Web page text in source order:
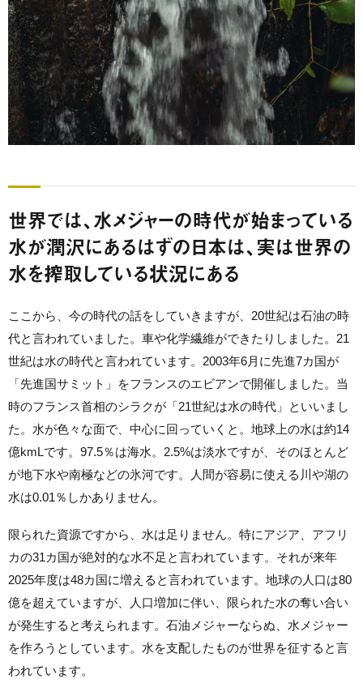
世界では、水メジャーの時代が始まっている
水が潤沢にあるはずの日本は、実は世界の
水を搾取している状況にある
ここから、今の時代の話をしていきますが、20世紀は石油の時
代と言われていました。車や化学繊維ができたりしました。21
世紀は水の時代と言われています。2003年6月に先進7カ国が
「先進国サミット」をフランスのエビアンで開催しました。当
時のフランス首相のシラクが「21世紀は水の時代」といいまし
た。水が色々な面で、中心に回っていくと。地球上の水は約14
億kmLです。97.5％は海水。2.5%は淡水ですが、そのほとんど
が地下水や南極などの氷河です。人間が容易に使える川や湖の
水は0.01％しかありません。
限られた資源ですから、水は足りません。特にアジア、アフリ
カの31カ国が絶対的な水不足と言われています。それが来年
2025年度は48カ国に増えると言われています。地球の人口は80
億を超えていますが、人口増加に伴い、限られた水の奪い合い
が発生すると考えられます。石油メジャーならぬ、水メジャー
を作ろうとしています。水を支配したものが世界を征すると言
われています。